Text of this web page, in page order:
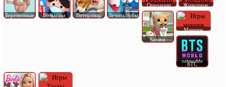
Беременные Больница Ветеринар Лечить зубы
Операции Животные
Кошки
Макияж
БТС